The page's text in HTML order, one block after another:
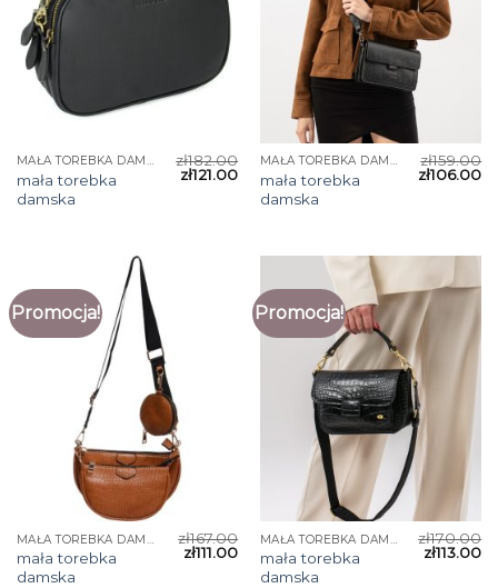
MAŁA TOREBKA DAMSKA
mała torebka
damska
zł182.00
zł121.00
MAŁA TOREBKA DAMSKA
mała torebka
damska
zł159.00
zł106.00
Promocja!
mała torebka
damska
zł167.00
zł111.00
Promocja!
mała torebka
damska
zł170.00
zł113.00